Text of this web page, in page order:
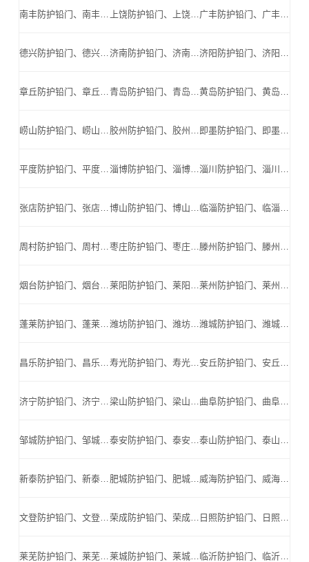
南丰防护铅门、南丰防辐射铅门、南丰医用铅门、南丰手术室铅门、南丰工业探伤铅门_南丰手术室铅门公司 上饶防护铅门、上饶防辐射铅门、上饶医用铅门、上饶手术室铅门、上饶工业探伤铅门_上饶手术室铅门公司 广丰防护铅门、广丰防辐射铅门、广丰医用铅门、广丰手术室铅门、广丰工业探伤铅门_广丰手术室铅门公司
德兴防护铅门、德兴防辐射铅门、德兴医用铅门、德兴手术室铅门、德兴工业探伤铅门_德兴手术室铅门公司 济南防护铅门、济南防辐射铅门、济南医用铅门、济南手术室铅门、济南工业探伤铅门_济南手术室铅门公司 济阳防护铅门、济阳防辐射铅门、济阳医用铅门、济阳手术室铅门、济阳工业探伤铅门_济阳手术室铅门公司
章丘防护铅门、章丘防辐射铅门、章丘医用铅门、章丘手术室铅门、章丘工业探伤铅门_章丘手术室铅门公司 青岛防护铅门、青岛防辐射铅门、青岛医用铅门、青岛手术室铅门、青岛工业探伤铅门_青岛手术室铅门公司 黄岛防护铅门、黄岛防辐射铅门、黄岛医用铅门、黄岛手术室铅门、黄岛工业探伤铅门_黄岛手术室铅门公司
崂山防护铅门、崂山防辐射铅门、崂山医用铅门、崂山手术室铅门、崂山工业探伤铅门_崂山手术室铅门公司 胶州防护铅门、胶州防辐射铅门、胶州医用铅门、胶州手术室铅门、胶州工业探伤铅门_胶州手术室铅门公司 即墨防护铅门、即墨防辐射铅门、即墨医用铅门、即墨手术室铅门、即墨工业探伤铅门_即墨手术室铅门公司
平度防护铅门、平度防辐射铅门、平度医用铅门、平度手术室铅门、平度工业探伤铅门_平度手术室铅门公司 淄博防护铅门、淄博防辐射铅门、淄博医用铅门、淄博手术室铅门、淄博工业探伤铅门_淄博手术室铅门公司 淄川防护铅门、淄川防辐射铅门、淄川医用铅门、淄川手术室铅门、淄川工业探伤铅门_淄川手术室铅门公司
张店防护铅门、张店防辐射铅门、张店医用铅门、张店手术室铅门、张店工业探伤铅门_张店手术室铅门公司 博山防护铅门、博山防辐射铅门、博山医用铅门、博山手术室铅门、博山工业探伤铅门_博山手术室铅门公司 临淄防护铅门、临淄防辐射铅门、临淄医用铅门、临淄手术室铅门、临淄工业探伤铅门_临淄手术室铅门公司
周村防护铅门、周村防辐射铅门、周村医用铅门、周村手术室铅门、周村工业探伤铅门_周村手术室铅门公司 枣庄防护铅门、枣庄防辐射铅门、枣庄医用铅门、枣庄手术室铅门、枣庄工业探伤铅门_枣庄手术室铅门公司 滕州防护铅门、滕州防辐射铅门、滕州医用铅门、滕州手术室铅门、滕州工业探伤铅门_滕州手术室铅门公司
烟台防护铅门、烟台防辐射铅门、烟台医用铅门、烟台手术室铅门、烟台工业探伤铅门_烟台手术室铅门公司 莱阳防护铅门、莱阳防辐射铅门、莱阳医用铅门、莱阳手术室铅门、莱阳工业探伤铅门_莱阳手术室铅门公司 莱州防护铅门、莱州防辐射铅门、莱州医用铅门、莱州手术室铅门、莱州工业探伤铅门_莱州手术室铅门公司
蓬莱防护铅门、蓬莱防辐射铅门、蓬莱医用铅门、蓬莱手术室铅门、蓬莱工业探伤铅门_蓬莱手术室铅门公司 潍坊防护铅门、潍坊防辐射铅门、潍坊医用铅门、潍坊手术室铅门、潍坊工业探伤铅门_潍坊手术室铅门公司 潍城防护铅门、潍城防辐射铅门、潍城医用铅门、潍城手术室铅门、潍城工业探伤铅门_潍城手术室铅门公司
昌乐防护铅门、昌乐防辐射铅门、昌乐医用铅门、昌乐手术室铅门、昌乐工业探伤铅门_昌乐手术室铅门公司 寿光防护铅门、寿光防辐射铅门、寿光医用铅门、寿光手术室铅门、寿光工业探伤铅门_寿光手术室铅门公司 安丘防护铅门、安丘防辐射铅门、安丘医用铅门、安丘手术室铅门、安丘工业探伤铅门_安丘手术室铅门公司
济宁防护铅门、济宁防辐射铅门、济宁医用铅门、济宁手术室铅门、济宁工业探伤铅门_济宁手术室铅门公司 梁山防护铅门、梁山防辐射铅门、梁山医用铅门、梁山手术室铅门、梁山工业探伤铅门_梁山手术室铅门公司 曲阜防护铅门、曲阜防辐射铅门、曲阜医用铅门、曲阜手术室铅门、曲阜工业探伤铅门_曲阜手术室铅门公司
邹城防护铅门、邹城防辐射铅门、邹城医用铅门、邹城手术室铅门、邹城工业探伤铅门_邹城手术室铅门公司 泰安防护铅门、泰安防辐射铅门、泰安医用铅门、泰安手术室铅门、泰安工业探伤铅门_泰安手术室铅门公司 泰山防护铅门、泰山防辐射铅门、泰山医用铅门、泰山手术室铅门、泰山工业探伤铅门_泰山手术室铅门公司
新泰防护铅门、新泰防辐射铅门、新泰医用铅门、新泰手术室铅门、新泰工业探伤铅门_新泰手术室铅门公司 肥城防护铅门、肥城防辐射铅门、肥城医用铅门、肥城手术室铅门、肥城工业探伤铅门_肥城手术室铅门公司 威海防护铅门、威海防辐射铅门、威海医用铅门、威海手术室铅门、威海工业探伤铅门_威海手术室铅门公司
文登防护铅门、文登防辐射铅门、文登医用铅门、文登手术室铅门、文登工业探伤铅门_文登手术室铅门公司 荣成防护铅门、荣成防辐射铅门、荣成医用铅门、荣成手术室铅门、荣成工业探伤铅门_荣成手术室铅门公司 日照防护铅门、日照防辐射铅门、日照医用铅门、日照手术室铅门、日照工业探伤铅门_日照手术室铅门公司
莱芜防护铅门、莱芜防辐射铅门、莱芜医用铅门、莱芜手术室铅门、莱芜工业探伤铅门_莱芜手术室铅门公司 莱城防护铅门、莱城防辐射铅门、莱城医用铅门、莱城手术室铅门、莱城工业探伤铅门_莱城手术室铅门公司 临沂防护铅门、临沂防辐射铅门、临沂医用铅门、临沂手术室铅门、临沂工业探伤铅门_临沂手术室铅门公司